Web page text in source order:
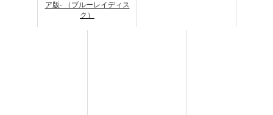
ア版- （ブルーレイディス
ク）